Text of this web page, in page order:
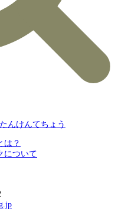
は？
について